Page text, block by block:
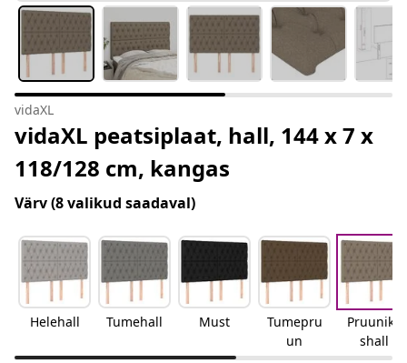
vidaXL
vidaXL peatsiplaat, hall, 144 x 7 x
118/128 cm, kangas
Värv(8 valikud saadaval)
Helehall Tumehall Must
Tumepru
un
Pruunika
shall